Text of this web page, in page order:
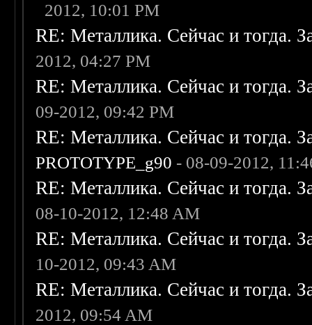
2012, 10:01 PM
RE: Металлика. Сейчас и тогда.
2012, 04:27 PM
RE: Металлика. Сейчас и тогда.
09-2012, 09:42 PM
RE: Металлика. Сейчас и тогда.
PROTOTYPE_g90 - 08-09-2012,
RE: Металлика. Сейчас и тогда.
08-10-2012, 12:48 AM
RE: Металлика. Сейчас и тогда.
10-2012, 09:43 AM
RE: Металлика. Сейчас и тогда.
2012, 09:54 AM